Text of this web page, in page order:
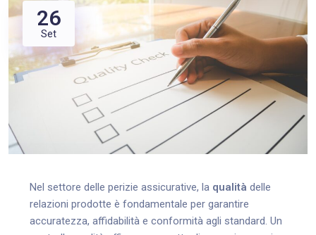
26
Set
Nel settore delle perizie assicurative, la qualità delle
relazioni prodotte è fondamentale per garantire
accuratezza, affidabilità e conformità agli standard. Un